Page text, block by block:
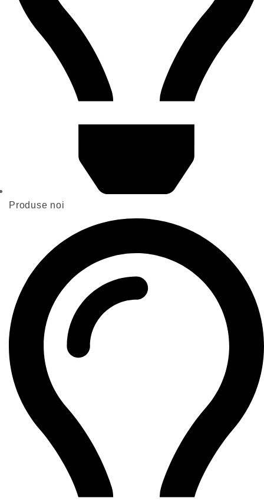
Produse noi